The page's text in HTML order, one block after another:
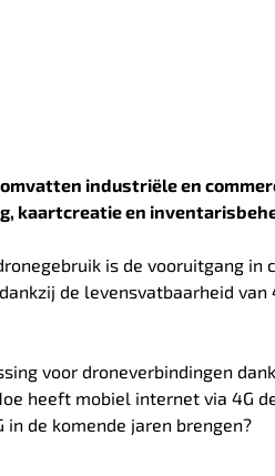
industriële en
kaartcreatie en
is de vooruitgang in
de levensvatbaarheid van
voor droneverbindingen
heeft mobiel internet via 4G
de komende jaren brengen?